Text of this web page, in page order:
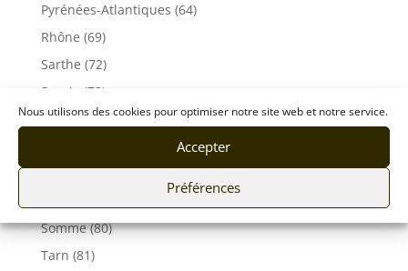
Nous utilisons des cookies pour optimiser notre site web et notre service.
Accepter
Préférences
Pyrénées-Atlantiques (64)
Rhône (69)
Sarthe (72)
Savoie (73)
Haute-Savoie (74)
Seine-Maritime (76)
Somme (80)
Tarn (81)